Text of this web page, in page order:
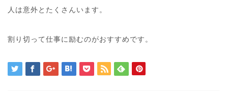
人は意外とたくさんいます。
割り切って仕事に励むのがおすすめです。